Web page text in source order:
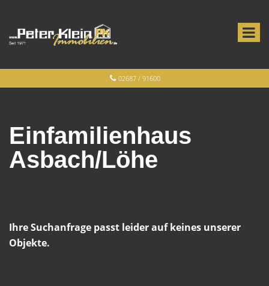
02687 / 91600
Einfamilienhaus
Asbach/Löhe
Ihre Suchanfrage passt leider auf keines unserer
Objekte.